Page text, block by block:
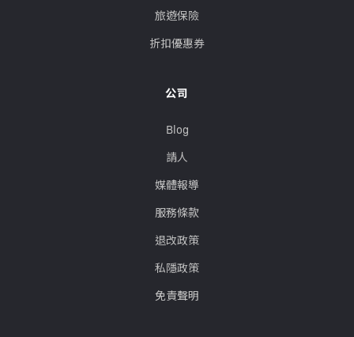
旅遊保險
折扣優惠券
公司
Blog
請人
媒體報導
服務條款
退改政策
私隱政策
免責聲明